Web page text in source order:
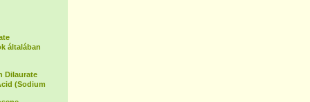
általában
Dilaurate
(Sodium